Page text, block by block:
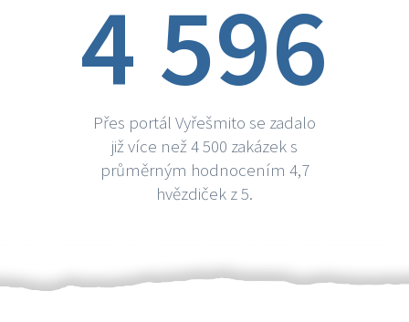
4 596
Přes portál Vyřešmito se zadalo
již více než 4 500 zakázek s
průměrným hodnocením 4,7
hvězdiček z 5.